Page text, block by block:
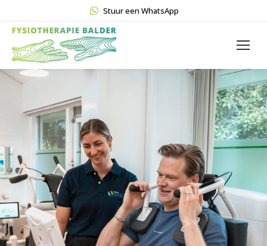
Stuur een WhatsApp